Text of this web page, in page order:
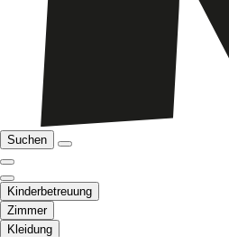
Suchen
Kinderbetreuung
Zimmer
Kleidung